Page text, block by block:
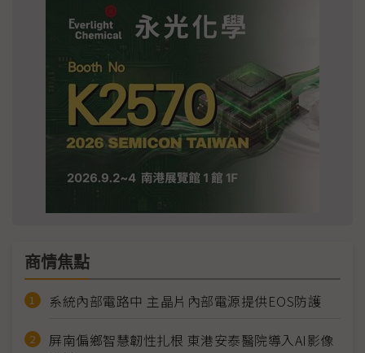
商情焦點
系統內部電路中 主晶片內部電源提供EOS防護
屏南偏鄉智慧韌性扎根 東港安泰醫院導入AI影像